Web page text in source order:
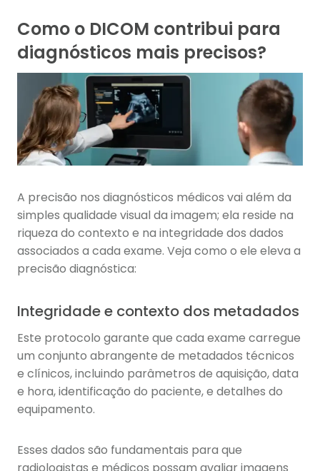
Como o DICOM contribui para
diagnósticos mais precisos?
A precisão nos diagnósticos médicos vai além da
simples qualidade visual da imagem; ela reside na
riqueza do contexto e na integridade dos dados
associados a cada exame. Veja como o ele eleva a
precisão diagnóstica:
Integridade e contexto dos metadados
Este protocolo garante que cada exame carregue
um conjunto abrangente de metadados técnicos
e clínicos, incluindo parâmetros de aquisição, data
e hora, identificação do paciente, e detalhes do
equipamento.
Esses dados são fundamentais para que